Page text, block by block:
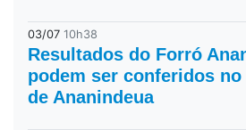
03/07 10h38
Resultados do Forró
podem ser conferidos
de Ananindeua